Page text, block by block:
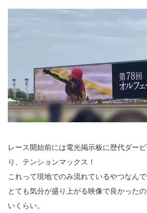
レース開始前には電光掲示板に歴代ダー
り、テンションマックス！
これって現地でのみ流れているやつなんで
とても気分が盛り上がる映像で良かった
いくらい。